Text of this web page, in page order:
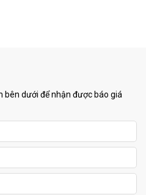
dưới để nhận được báo giá